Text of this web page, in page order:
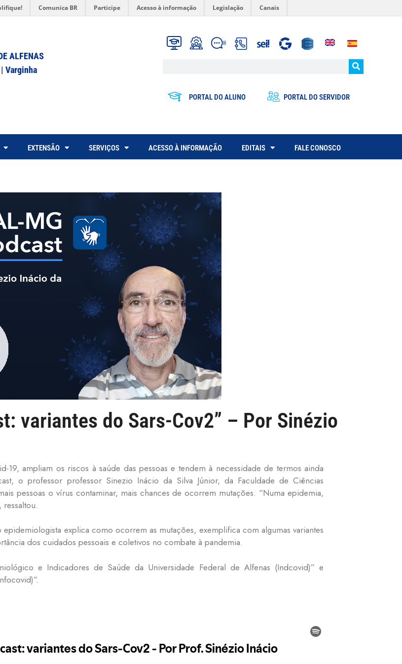
Comunica BR Participe Acesso à informação Legislação Canais
ALFENAS
Varginha
PORTAL DO ALUNO PORTAL DO SERVIDOR
EXTENSÃO SERVIÇOS ACESSO À INFORMAÇÃO EDITAIS FALE CONOSCO
variantes do Sars-Cov2” – Por Sinézio
19, ampliam os riscos à saúde das pessoas e tendem à necessidade de termos ainda
o professor professor Sinezio Inácio da Silva Júnior, da Faculdade de Ciências
pessoas o vírus contaminar, mais chances de ocorrem mutações. “Numa epidemia,
ressaltou.
epidemiologista explica como ocorrem as mutações, exemplifica com algumas variantes
dos cuidados pessoais e coletivos no combate à pandemia.
e Indicadores de Saúde da Universidade Federal de Alfenas (Indcovid)” e